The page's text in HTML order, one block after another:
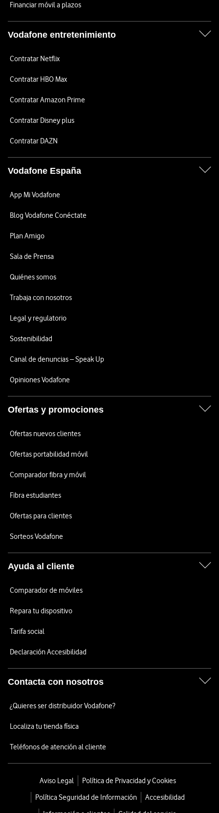
Financiar móvil a plazos
Vodafone entretenimiento
Contratar Netflix
Contratar HBO Max
Contratar Amazon Prime
Contratar Disney plus
Contratar DAZN
Vodafone España
App Mi Vodafone
Blog Vodafone Conéctate
Plan Amigo
Sala de Prensa
Quiénes somos
Trabaja con nosotros
Legal y regulatorio
Sostenibilidad
Canal de denuncias – Speak Up
Opiniones Vodafone
Ofertas y promociones
Ofertas nuevos clientes
Ofertas portabilidad móvil
Comparador fibra y móvil
Fibra estudiantes
Ofertas para clientes
Sorteos Vodafone
Ayuda al cliente
Comparador de móviles
Repara tu dispositivo
Tarifa social
Declaración Accesibilidad
Contacta con nosotros
¿Quieres ser distribuidor Vodafone?
Localiza tu tienda física
Teléfonos de atención al cliente
Aviso Legal
Política de Privacidad y Cookies
Política Seguridad de Información
Accesibilidad